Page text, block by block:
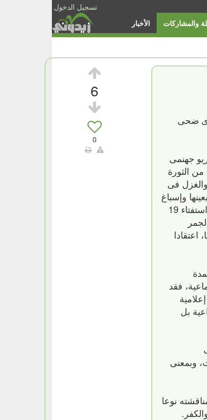
تسجيل الدخول
الأخبار والمشاركات
6
0
ضحى
جهنمى
الثورة
والغزل فى
وإسباغ
نوع من الرعاية والأفضلية عليها، واستخدامها فى تمرير إجراءات كانت بمثابة نخر مبكر فى عظام الكتلة الثورية ــ استفتاء 19
فقد
بل
وبمعنى
نوعا